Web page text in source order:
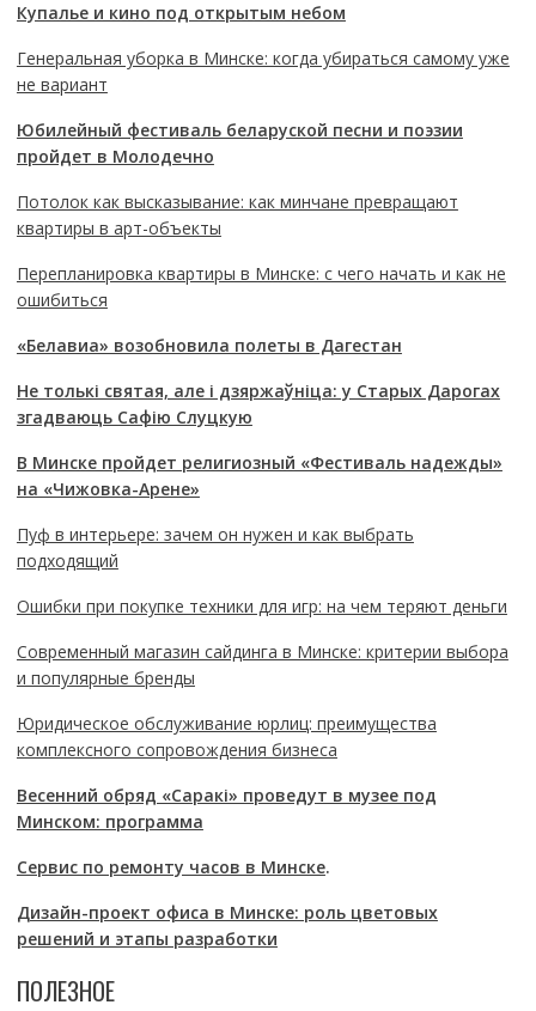
Купалье и кино под открытым небом
Генеральная уборка в Минске: когда убираться самому уже
не вариант
Юбилейный фестиваль беларуской песни и поэзии
пройдет в Молодечно
Потолок как высказывание: как минчане превращают
квартиры в арт-объекты
Перепланировка квартиры в Минске: с чего начать и как не
ошибиться
«Белавиа» возобновила полеты в Дагестан
Не толькі святая, але і дзяржаўніца: у Старых Дарогах
згадваюць Сафію Слуцкую
В Минске пройдет религиозный «Фестиваль надежды»
на «Чижовка-Арене»
Пуф в интерьере: зачем он нужен и как выбрать
подходящий
Ошибки при покупке техники для игр: на чем теряют деньги
Современный магазин сайдинга в Минске: критерии выбора
и популярные бренды
Юридическое обслуживание юрлиц: преимущества
комплексного сопровождения бизнеса
Весенний обряд «Саракі» проведут в музее под
Минском: программа
Сервис по ремонту часов в Минске.
Дизайн-проект офиса в Минске: роль цветовых
решений и этапы разработки
ПОЛЕЗНОЕ